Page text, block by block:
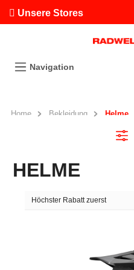
Unsere Stores
Ausfahrten
Bikefinder
Navigation
Home Bekleidung Helme
HELME